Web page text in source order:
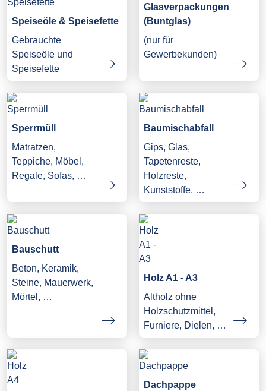
Speiseöle & Speisefette
Gebrauchte
Speiseöle und
Speisefette
Glasverpackungen
(Buntglas)
(nur für
Gewerbekunden)
Sperrmüll
Matratzen,
Teppiche, Möbel,
Regale, Sofas, …
Baumischabfall
Gips, Glas,
Tapetenreste,
Holzreste,
Kunststoffe, …
Bauschutt
Beton, Keramik,
Steine, Mauerwerk,
Mörtel, …
Holz A1 - A3
Altholz ohne
Holzschutzmittel,
Furniere, Dielen, …
Dachpappe